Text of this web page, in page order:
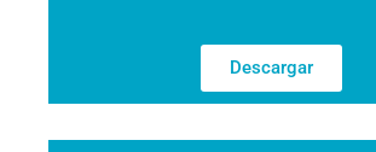
Descargar